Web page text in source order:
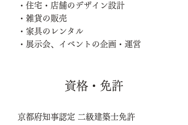
・住宅・店舗のデザイン設計
・雑貨の販売
・家具のレンタル
・展示会、イベントの企画・運営
​資格・免許
京都府知事認定 二級建築士免許